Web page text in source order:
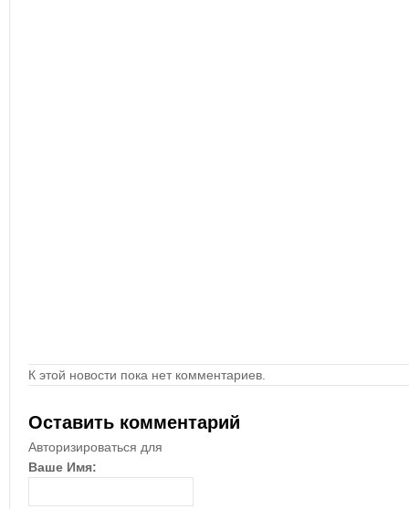
К этой новости пока нет комментариев.
Оставить комментарий
Авторизироваться для
Ваше Имя: